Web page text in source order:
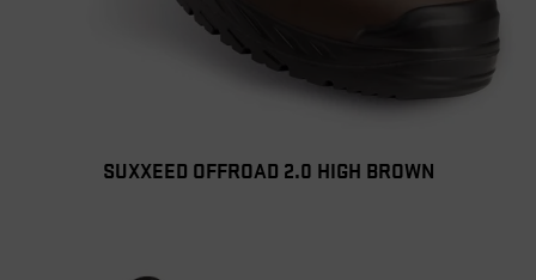
SUXXEED OFFROAD 2.0 HIGH BROWN